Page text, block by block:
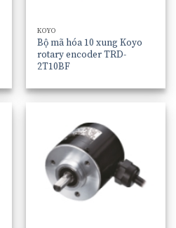
KOYO
Bộ mã hóa 10 xung Koyo
rotary encoder TRD-
2T10BF